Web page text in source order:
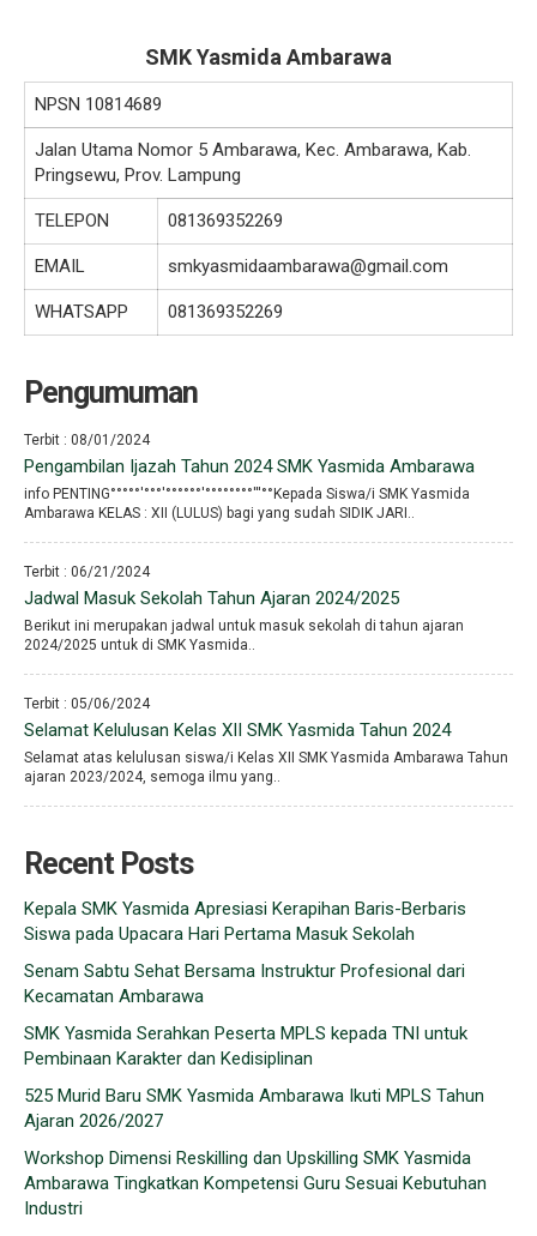
SMK Yasmida Ambarawa
NPSN 10814689
Jalan Utama Nomor 5 Ambarawa, Kec. Ambarawa, Kab.
Pringsewu, Prov. Lampung
TELEPON 081369352269
EMAIL smkyasmidaambarawa@gmail.com
WHATSAPP 081369352269
Pengumuman
Terbit : 08/01/2024
Pengambilan Ijazah Tahun 2024 SMK Yasmida Ambarawa
info PENTING°°°°°′°°°′°°°°°°′°°°°°°°°′′′°°Kepada Siswa/i SMK Yasmida
Ambarawa KELAS : XII (LULUS) bagi yang sudah SIDIK JARI..
Terbit : 06/21/2024
Jadwal Masuk Sekolah Tahun Ajaran 2024/2025
Berikut ini merupakan jadwal untuk masuk sekolah di tahun ajaran
2024/2025 untuk di SMK Yasmida..
Terbit : 05/06/2024
Selamat Kelulusan Kelas XII SMK Yasmida Tahun 2024
Selamat atas kelulusan siswa/i Kelas XII SMK Yasmida Ambarawa Tahun
ajaran 2023/2024, semoga ilmu yang..
Recent Posts
Kepala SMK Yasmida Apresiasi Kerapihan Baris-Berbaris
Siswa pada Upacara Hari Pertama Masuk Sekolah
Senam Sabtu Sehat Bersama Instruktur Profesional dari
Kecamatan Ambarawa
SMK Yasmida Serahkan Peserta MPLS kepada TNI untuk
Pembinaan Karakter dan Kedisiplinan
525 Murid Baru SMK Yasmida Ambarawa Ikuti MPLS Tahun
Ajaran 2026/2027
Workshop Dimensi Reskilling dan Upskilling SMK Yasmida
Ambarawa Tingkatkan Kompetensi Guru Sesuai Kebutuhan
Industri